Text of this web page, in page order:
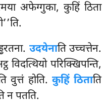
अफेग्गुका, कुहिं ठिता
उदयेनाति उच्चत्तेन.
विदत्थियो परिक्खिपन्ति,
वुत्तं होति. कुहिं ठिताति
न पतति.